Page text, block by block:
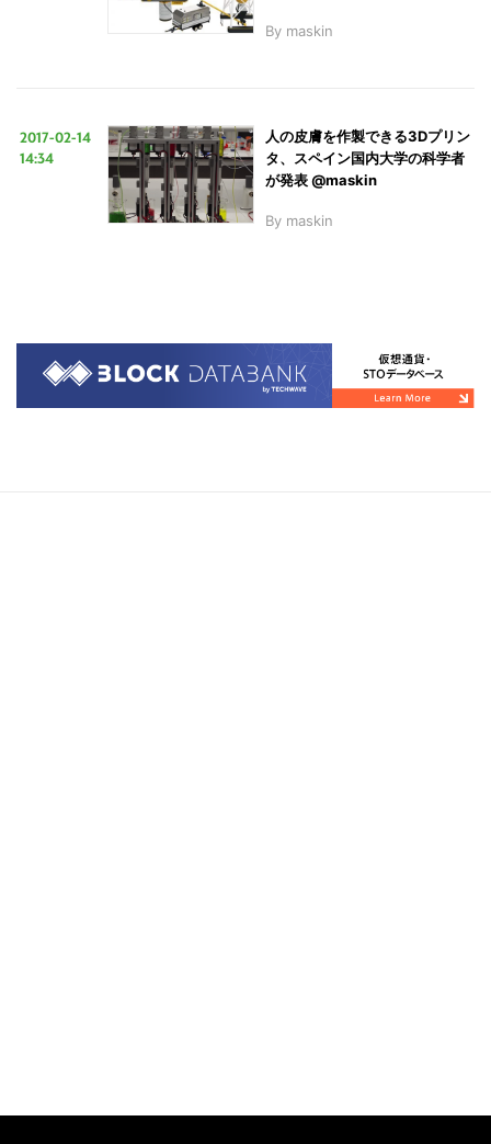
By maskin
2017-02-14
14:34
人の皮膚を作製できる3Dプリン
タ、スペイン国内大学の科学者
が発表 @maskin
By maskin